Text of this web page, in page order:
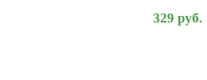
329 руб.